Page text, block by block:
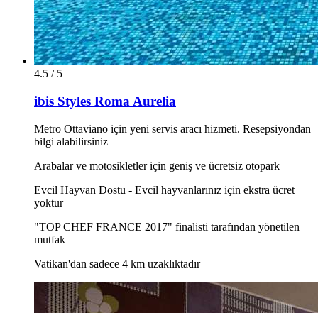
4.5 / 5
ibis Styles Roma Aurelia
Metro Ottaviano için yeni servis aracı hizmeti. Resepsiyondan
bilgi alabilirsiniz
Arabalar ve motosikletler için geniş ve ücretsiz otopark
Evcil Hayvan Dostu - Evcil hayvanlarınız için ekstra ücret
yoktur
"TOP CHEF FRANCE 2017" finalisti tarafından yönetilen
mutfak
Vatikan'dan sadece 4 km uzaklıktadır